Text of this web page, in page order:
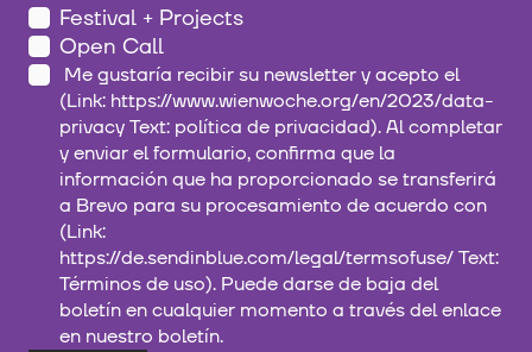
Festival + Projects
Open Call
(Link: https://www.wienwoche.org/en/2023/data-
privacy Text: política de privacidad). Al completar
y enviar el formulario, confirma que la
información que ha proporcionado se transferirá
a Brevo para su procesamiento de acuerdo con
(Link:
https://de.sendinblue.com/legal/termsofuse/ Text:
Términos de uso). Puede darse de baja del
boletín en cualquier momento a través del enlace
en nuestro boletín.